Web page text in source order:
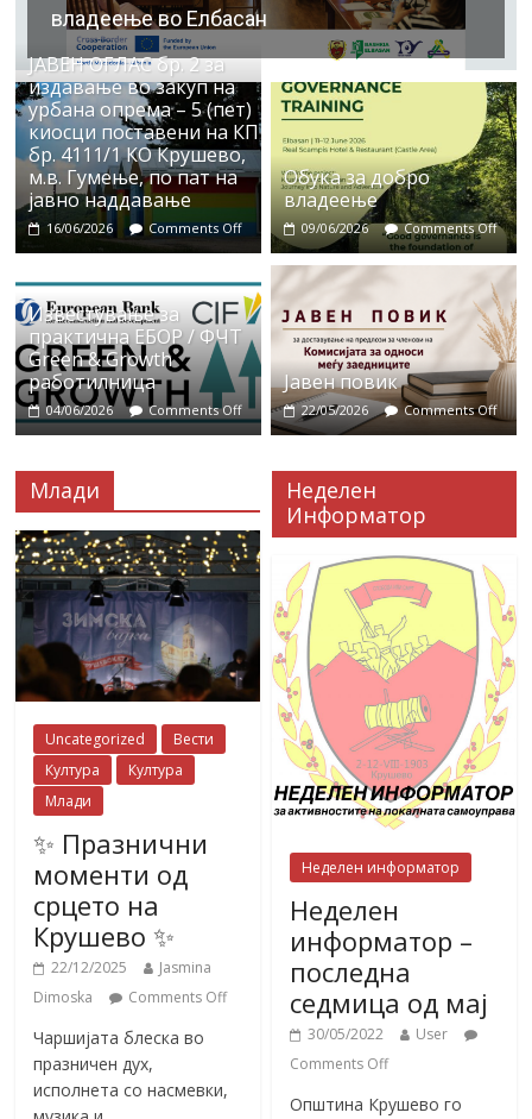
владеење во Елбасан
ЈАВЕН ОГЛАС бр. 2 за
издавање во закуп на
урбана опрема – 5 (пет)
киосци поставени на КП
бр. 4111/1 КО Крушево,
м.в. Гумење, по пат на
јавно наддавање
16/06/2026 Comments Off
Обука за добро
владеење
09/06/2026 Comments Off
Известување за
практична ЕБОР / ФЧТ
Green & Growth
работилница
04/06/2026 Comments Off
Јавен повик
22/05/2026 Comments Off
Млади
Uncategorized
Вести
Култура
Култура
Млади
✨ Празнични
моменти од
срцето на
Крушево ✨
22/12/2025
Jasmina
Dimoska
Comments Off
Чаршијата блеска во
празничен дух,
исполнета со насмевки,
Неделен
Информатор
Неделен информатор
Неделен
информатор –
последна
седмица од мај
30/05/2022
User
Comments Off
Општина Крушево го